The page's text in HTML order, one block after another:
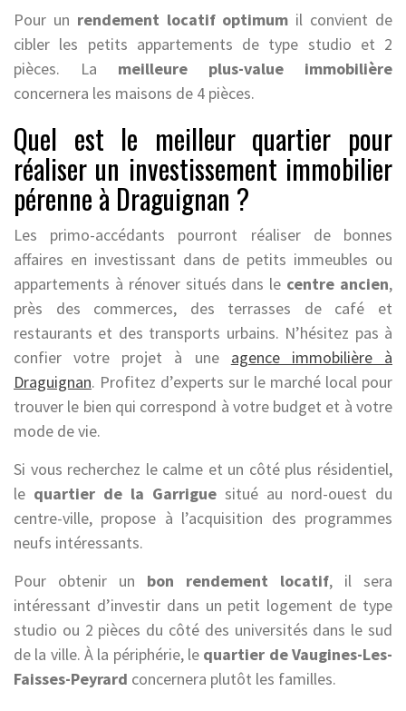
Pour un rendement locatif optimum il convient de
cibler les petits appartements de type studio et 2
pièces. La meilleure plus-value immobilière
concernera les maisons de 4 pièces.
Quel est le meilleur quartier pour
réaliser un investissement immobilier
pérenne à Draguignan ?
Les primo-accédants pourront réaliser de bonnes
affaires en investissant dans de petits immeubles ou
appartements à rénover situés dans le centre ancien,
près des commerces, des terrasses de café et
restaurants et des transports urbains. N’hésitez pas à
confier votre projet à une agence immobilière à
Draguignan. Profitez d’experts sur le marché local pour
trouver le bien qui correspond à votre budget et à votre
mode de vie.
Si vous recherchez le calme et un côté plus résidentiel,
le quartier de la Garrigue situé au nord-ouest du
centre-ville, propose à l’acquisition des programmes
neufs intéressants.
Pour obtenir un bon rendement locatif, il sera
intéressant d’investir dans un petit logement de type
studio ou 2 pièces du côté des universités dans le sud
de la ville. À la périphérie, le quartier de Vaugines-Les-
Faisses-Peyrard concernera plutôt les familles.